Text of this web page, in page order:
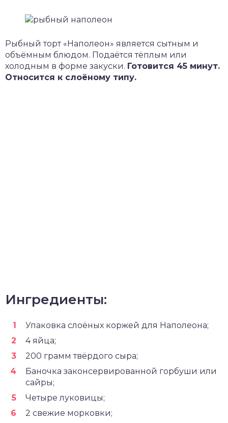
Рыбный торт «Наполеон» является сытным и
объёмным блюдом. Подаётся тёплым или
холодным в форме закуски. Готовится 45 минут.
Относится к слоёному типу.
Ингредиенты:
Упаковка слоёных коржей для Наполеона;
4 яйца;
200 грамм твёрдого сыра;
Баночка законсервированной горбуши или
сайры;
Четыре луковицы;
2 свежие морковки;